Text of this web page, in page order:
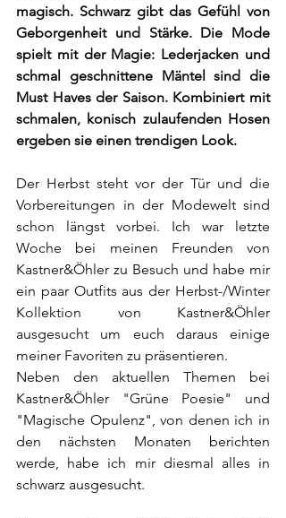
magisch. Schwarz gibt das Gefühl von
Geborgenheit und Stärke. Die Mode
spielt mit der Magie: Lederjacken und
schmal geschnittene Mäntel sind die
Must Haves der Saison. Kombiniert mit
schmalen, konisch zulaufenden Hosen
ergeben sie einen trendigen Look.
Der Herbst steht vor der Tür und die
Vorbereitungen in der Modewelt sind
schon längst vorbei. Ich war letzte
Woche bei meinen Freunden von
Kastner&Öhler zu Besuch und habe mir
ein paar Outfits aus der Herbst-/Winter
Kollektion von Kastner&Öhler
ausgesucht um euch daraus einige
meiner Favoriten zu präsentieren.
Neben den aktuellen Themen bei
Kastner&Öhler "Grüne Poesie" und
"Magische Opulenz", von denen ich in
den nächsten Monaten berichten
werde, habe ich mir diesmal alles in
schwarz ausgesucht.